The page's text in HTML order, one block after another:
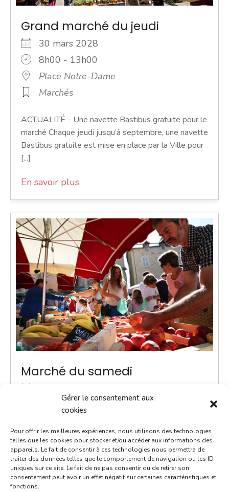
Gérer le consentement aux
cookies
Pour offrir les meilleures expériences, nous utilisons des technologies
telles que les cookies pour stocker et/ou accéder aux informations des
appareils. Le fait de consentir à ces technologies nous permettra de
traiter des données telles que le comportement de navigation ou les ID
uniques sur ce site. Le fait de ne pas consentir ou de retirer son
consentement peut avoir un effet négatif sur certaines caractéristiques et
fonctions.
Grand marché du jeudi
30 mars 2028
8h00 - 13h00
Place Notre-Dame
Marchés
ACTUALITÉ - Une navette Bastibus gratuite pour le
marché Chaque jeudi jusqu’à septembre, une navette
Bastibus gratuite est mise en place par la Ville pour
[...]
En savoir plus
Marché du samedi
9h00 - 12h00
Marchés
Instauré en 2020, le marché du samedi est le
rendez-vous incontournable du week-end. Voilà un